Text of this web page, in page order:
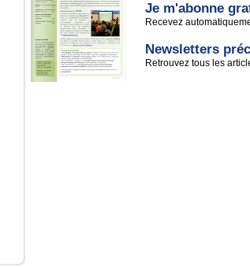
Je m'abonne
Recevez
Newsletters
Retrouvez tous les